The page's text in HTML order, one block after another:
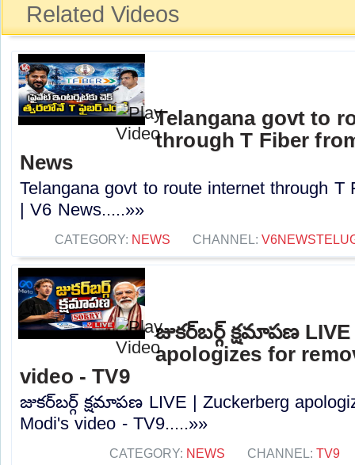
Related Videos
Telangana govt to
through T Fiber
News
Telangana govt to route internet through T
| V6 News.....»»
CATEGORY: NEWS CHANNEL:
జుకర్‌బర్గ్ క్షమాపణ
apologizes for
video - TV9
జుకర్‌బర్గ్ క్షమాపణ LIVE | Zuckerberg
Modi's video - TV9.....»»
CATEGORY: NEWS CHANNEL: TV9